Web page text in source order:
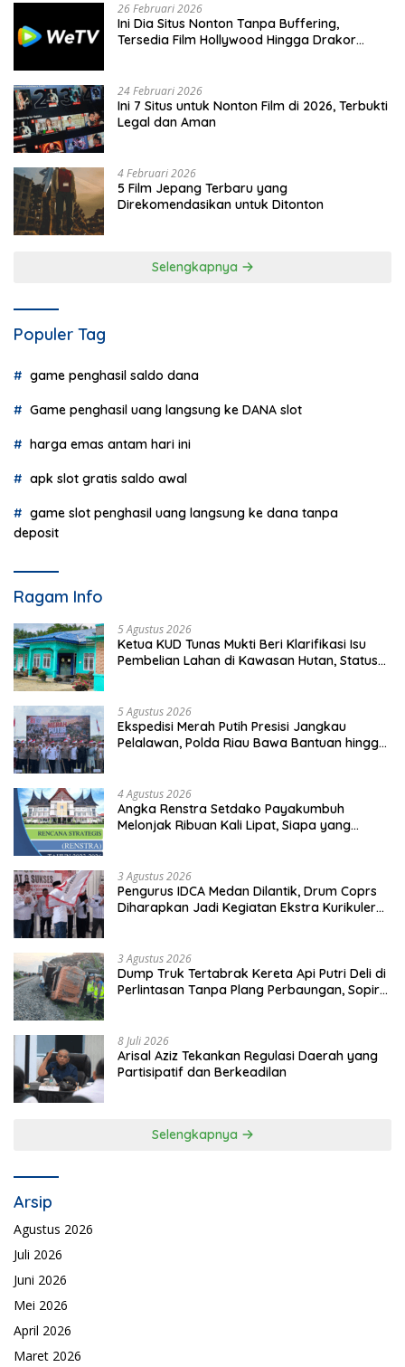
26 Februari 2026
Ini Dia Situs Nonton Tanpa Buffering,
Tersedia Film Hollywood Hingga Drakor
24 Februari 2026
Ini 7 Situs untuk Nonton Film di 2026, Terbukti
Legal dan Aman
4 Februari 2026
5 Film Jepang Terbaru yang
Direkomendasikan untuk Ditonton
Selengkapnya
Populer Tag
game penghasil saldo dana
Game penghasil uang langsung ke DANA slot
harga emas antam hari ini
apk slot gratis saldo awal
game slot penghasil uang langsung ke dana tanpa
deposit
Ragam Info
5 Agustus 2026
Ketua KUD Tunas Mukti Beri Klarifikasi Isu
Pembelian Lahan di Kawasan Hutan, Status
5 Agustus 2026
Ekspedisi Merah Putih Presisi Jangkau
Pelalawan, Polda Riau Bawa Bantuan hingga
4 Agustus 2026
Angka Renstra Setdako Payakumbuh
Melonjak Ribuan Kali Lipat, Siapa yang
3 Agustus 2026
Pengurus IDCA Medan Dilantik, Drum Coprs
Diharapkan Jadi Kegiatan Ekstra Kurikuler
3 Agustus 2026
Dump Truk Tertabrak Kereta Api Putri Deli di
Perlintasan Tanpa Plang Perbaungan, Sopir
8 Juli 2026
Arisal Aziz Tekankan Regulasi Daerah yang
Partisipatif dan Berkeadilan
Selengkapnya
Arsip
Agustus 2026
Juli 2026
Juni 2026
Mei 2026
April 2026
Maret 2026